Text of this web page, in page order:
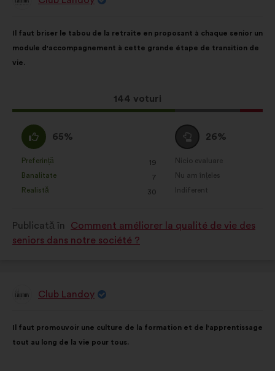
Propunere
propunerii:
Il faut briser le tabou de la retraite en proposant à chaque senior un
module d'accompagnement à cette grande étape de transition de
vie.
Această
propunere
144 voturi
următoarea
distribuire:
Acord
:
65%
clasificarea:
Preferință
: 19
ori
Banalitate
: 7
ori
Realistă
: 30
ori
Neutru
:
26%
clasificarea:
Nicio evaluare
:ori
Nu am înțeles
:ori
Indiferent
:ori
Publicată în
Comment améliorer la qualité de vie des
seniors dans notre société ?
PropunereClub Landoy
propunerii:
Il faut promouvoir une culture de la formation et de l'apprentissage
tout au long de la vie pour tous.
următoarea
distribuire: